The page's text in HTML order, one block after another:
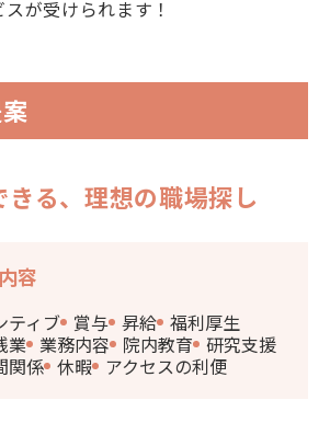
が受けられます！
る、理想の職場探し
容
ティブ 賞与 昇給 福利厚生
業 業務内容 院内教育 研究支援
関係 休暇 アクセスの利便